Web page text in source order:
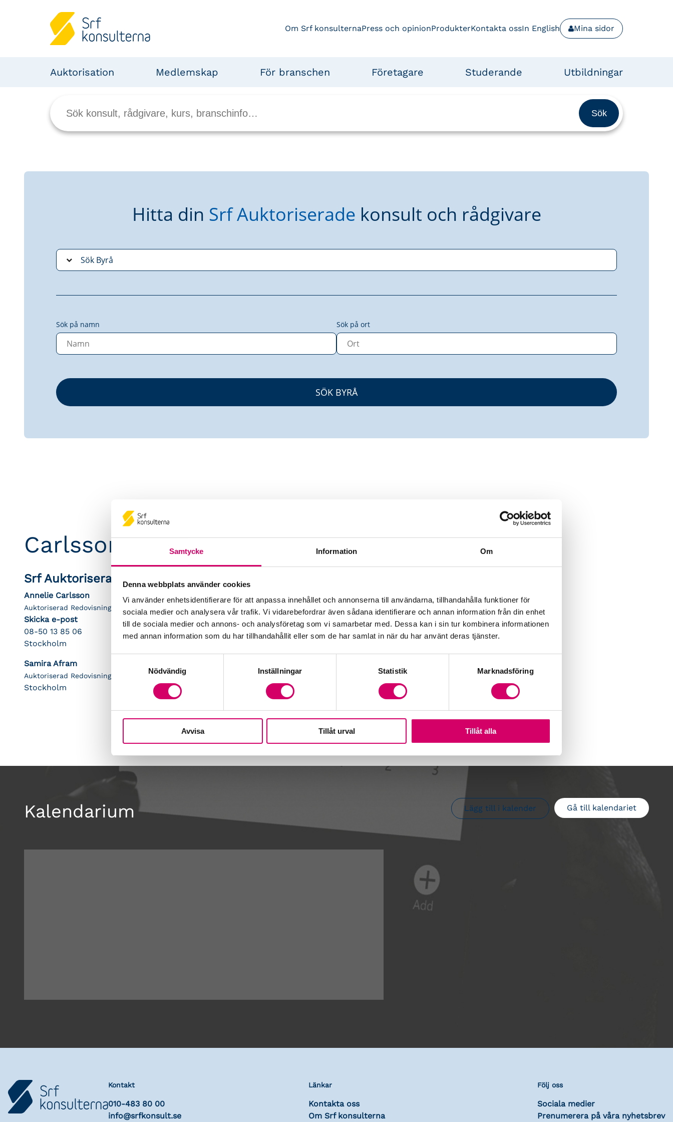
Samtycke Information Om
Denna webbplats använder cookies
Vi använder enhetsidentifierare för att anpassa innehållet och annonserna till användarna, tillhandahålla funktioner för
sociala medier och analysera vår trafik. Vi vidarebefordrar även sådana identifierare och annan information från din enhet
till de sociala medier och annons- och analysföretag som vi samarbetar med. Dessa kan i sin tur kombinera informationen
med annan information som du har tillhandahållit eller som de har samlat in när du har använt deras tjänster.
Nödvändig
Inställningar Statistik Marknadsföring
Avvisa Tillåt urval Tillåt alla
Om Srf konsulternaPress och opinionProdukterKontakta ossIn English Mina sidor
Auktorisation Medlemskap För branschen Företagare Studerande Utbildningar
Hitta din Srf Auktoriserade konsult och rådgivare
Sök på namn Sök på ort
Carlsson & Partners Revisionsbyrå AB
Srf Auktoriserade konsulter
Annelie Carlsson
Auktoriserad Redovisningskonsult
Skicka e-post
08-50 13 85 06
Stockholm
Samira Afram
Auktoriserad Redovisningskonsult, Srf Certifierad Affärsrådgivare
Stockholm
Kalendarium Gå till kalendariet
Lägg till i kalender
Kontakt
010-483 80 00
info@srfkonsult.se
Länkar
Kontakta oss
Om Srf konsulterna
Följ oss
Sociala medier
Prenumerera på våra nyhetsbrev